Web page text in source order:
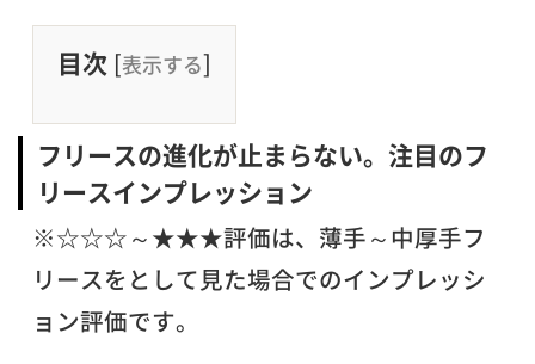
目次 [表示する]
フリースの進化が止まらない。注目のフ
リースインプレッション
※☆☆☆～★★★評価は、薄手～中厚手フ
リースをとして見た場合でのインプレッシ
ョン評価です。